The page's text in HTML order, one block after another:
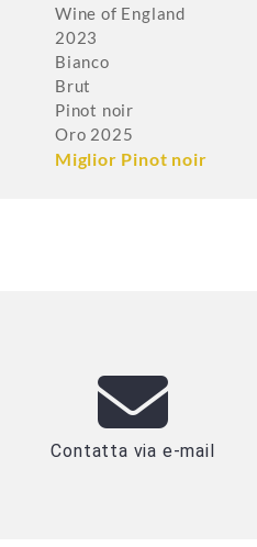
Wine of England
2023
Bianco
Brut
Pinot noir
Oro 2025
Miglior Pinot noir
Contatta via e-mail